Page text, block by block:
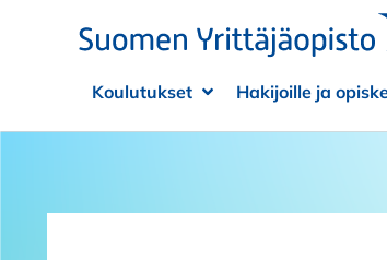
Koulutukset
Avaa alivalikko
Sulje alivalikko
Hakijoille ja